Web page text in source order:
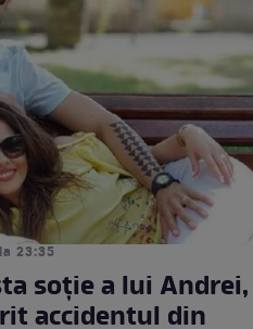
23:35
soție a lui Andrei,
accidentul din